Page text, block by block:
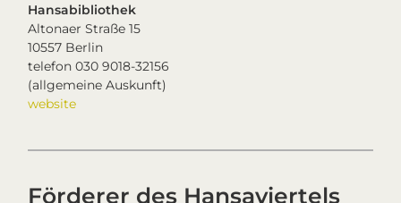
Hansabibliothek
Altonaer Straße 15
10557 Berlin
telefon 030 9018-32156
(allgemeine Auskunft)
website
Förderer des Hansaviertels